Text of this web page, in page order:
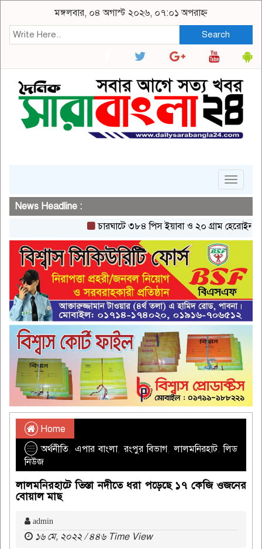
মঙ্গলবার, ০৪ অগাস্ট ২০২৬, ০৭:০১ অপরাহ্ন
Search
Toggle
News Headline :
চারঘাটে ৩৮৪ পিস ইয়াবা ও ২০ গ্রাম হেরোইনসহ
Home
অর্থনীতি, এপার বাংলা,রংপুর বিভাগ,লালমনিরহাট,লিড
নিউজ
লালমনিরহাটে তিস্তা নদীতে ধরা পড়েছে ১৭ কেজি ওজনের
বোয়াল মাছ
admin
১৬ মে, ২০২২ / ৪৪৬ Time View